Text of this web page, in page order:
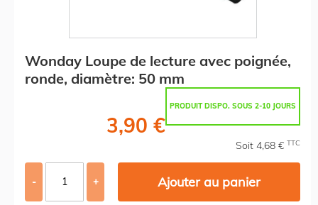
Wonday Loupe de lecture avec poignée,
ronde, diamètre: 50 mm
PRODUIT DISPO. SOUS 2-10 JOURS
3,90 €
Soit 4,68 € TTC
- + Ajouter au panier